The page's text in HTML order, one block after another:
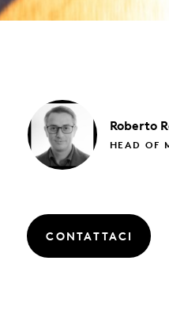
Roberto
HEAD OF
CONTATTACI